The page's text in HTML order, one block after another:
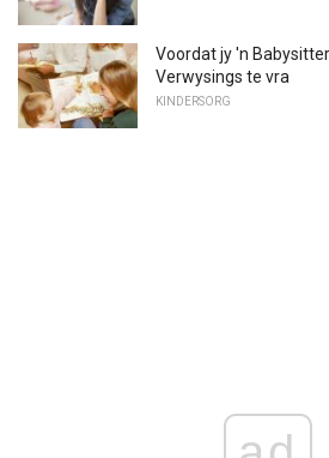
Voordat jy 'n
Verwysings te vra
KINDERSORG